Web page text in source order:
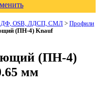
OSB, ЛДСП, СМЛ > Профили
(ПН-4) Knauf
(ПН-4)
мм